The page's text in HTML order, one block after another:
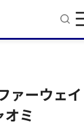
ァーウェイ
オミ